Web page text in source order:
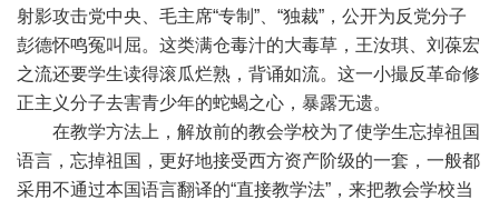
射影攻击党中央、毛主席“专制”、“独裁”，公开为反党分子
彭德怀鸣冤叫屈。这类满仓毒汁的大毒草，王汝琪、刘葆宏
之流还要学生读得滚瓜烂熟，背诵如流。这一小撮反革命修
正主义分子去害青少年的蛇蝎之心，暴露无遗。
在教学方法上，解放前的教会学校为了使学生忘掉祖国
语言，忘掉祖国，更好地接受西方资产阶级的一套，一般都
采用不通过本国语言翻译的“直接教学法”，来把教会学校当